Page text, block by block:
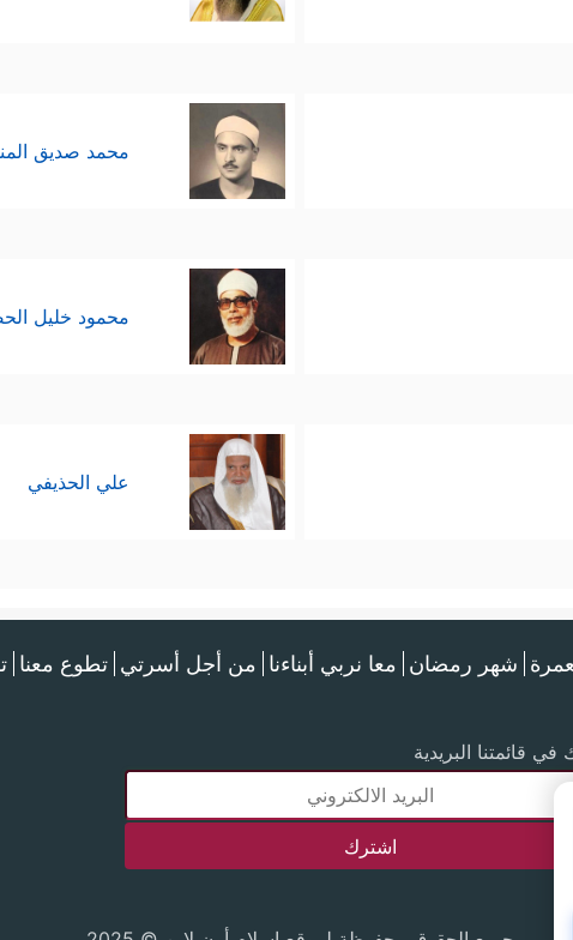
محمد صديق
محمود خليل
علي الحذيفي
شهر رمضان معا نربي أبناءنا من أجل أسرتي تطوع معنا
في قائمتنا البريدية